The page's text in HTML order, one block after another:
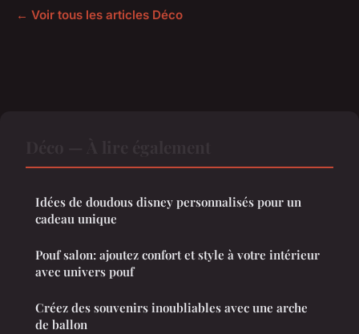
← Voir tous les articles Déco
Idées de doudous disney personnalisés pour un
cadeau unique
Pouf salon: ajoutez confort et style à votre intérieur
avec univers pouf
Créez des souvenirs inoubliables avec une arche
de ballon